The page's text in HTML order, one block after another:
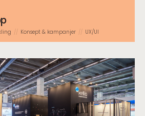
Konsept & kampanjer UX/UI